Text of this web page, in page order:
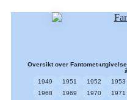
Oversikt over Fantomet-
1949
1951 1952 1953
1968
1969 1970 1971